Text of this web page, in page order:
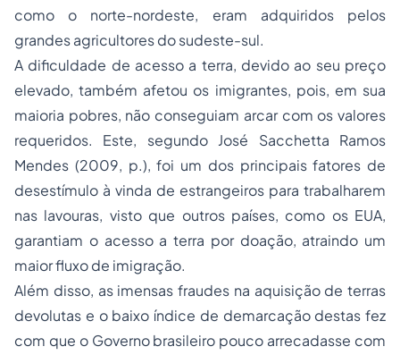
como o norte-nordeste, eram adquiridos pelos
grandes agricultores do sudeste-sul.
A dificuldade de acesso a terra, devido ao seu preço
elevado, também afetou os imigrantes, pois, em sua
maioria pobres, não conseguiam arcar com os valores
requeridos. Este, segundo José Sacchetta Ramos
Mendes (2009, p.), foi um dos principais fatores de
desestímulo à vinda de estrangeiros para trabalharem
nas lavouras, visto que outros países, como os EUA,
garantiam o acesso a terra por doação, atraindo um
maior fluxo de imigração.
Além disso, as imensas fraudes na aquisição de terras
devolutas e o baixo índice de demarcação destas fez
com que o Governo brasileiro pouco arrecadasse com